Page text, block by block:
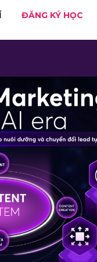
ĐĂNG KÝ HỌC